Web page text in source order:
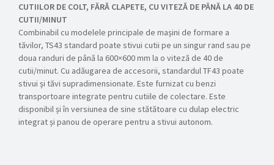
CUTIILOR DE COLT, FĂRĂ CLAPETE, CU VITEZĂ DE PÂNĂ LA 40 DE
CUTII/MINUT
Combinabil cu modelele principale de mașini de formare a
tăvilor, TS43 standard poate stivui cutii pe un singur rand sau pe
doua randuri de până la 600×600 mm la o viteză de 40 de
cutii/minut. Cu adăugarea de accesorii, standardul TF43 poate
stivui și tăvi supradimensionate. Este furnizat cu benzi
transportoare integrate pentru cutiile de colectare. Este
disponibil și în versiunea de sine stătătoare cu dulap electric
integrat și panou de operare pentru a stivui autonom.